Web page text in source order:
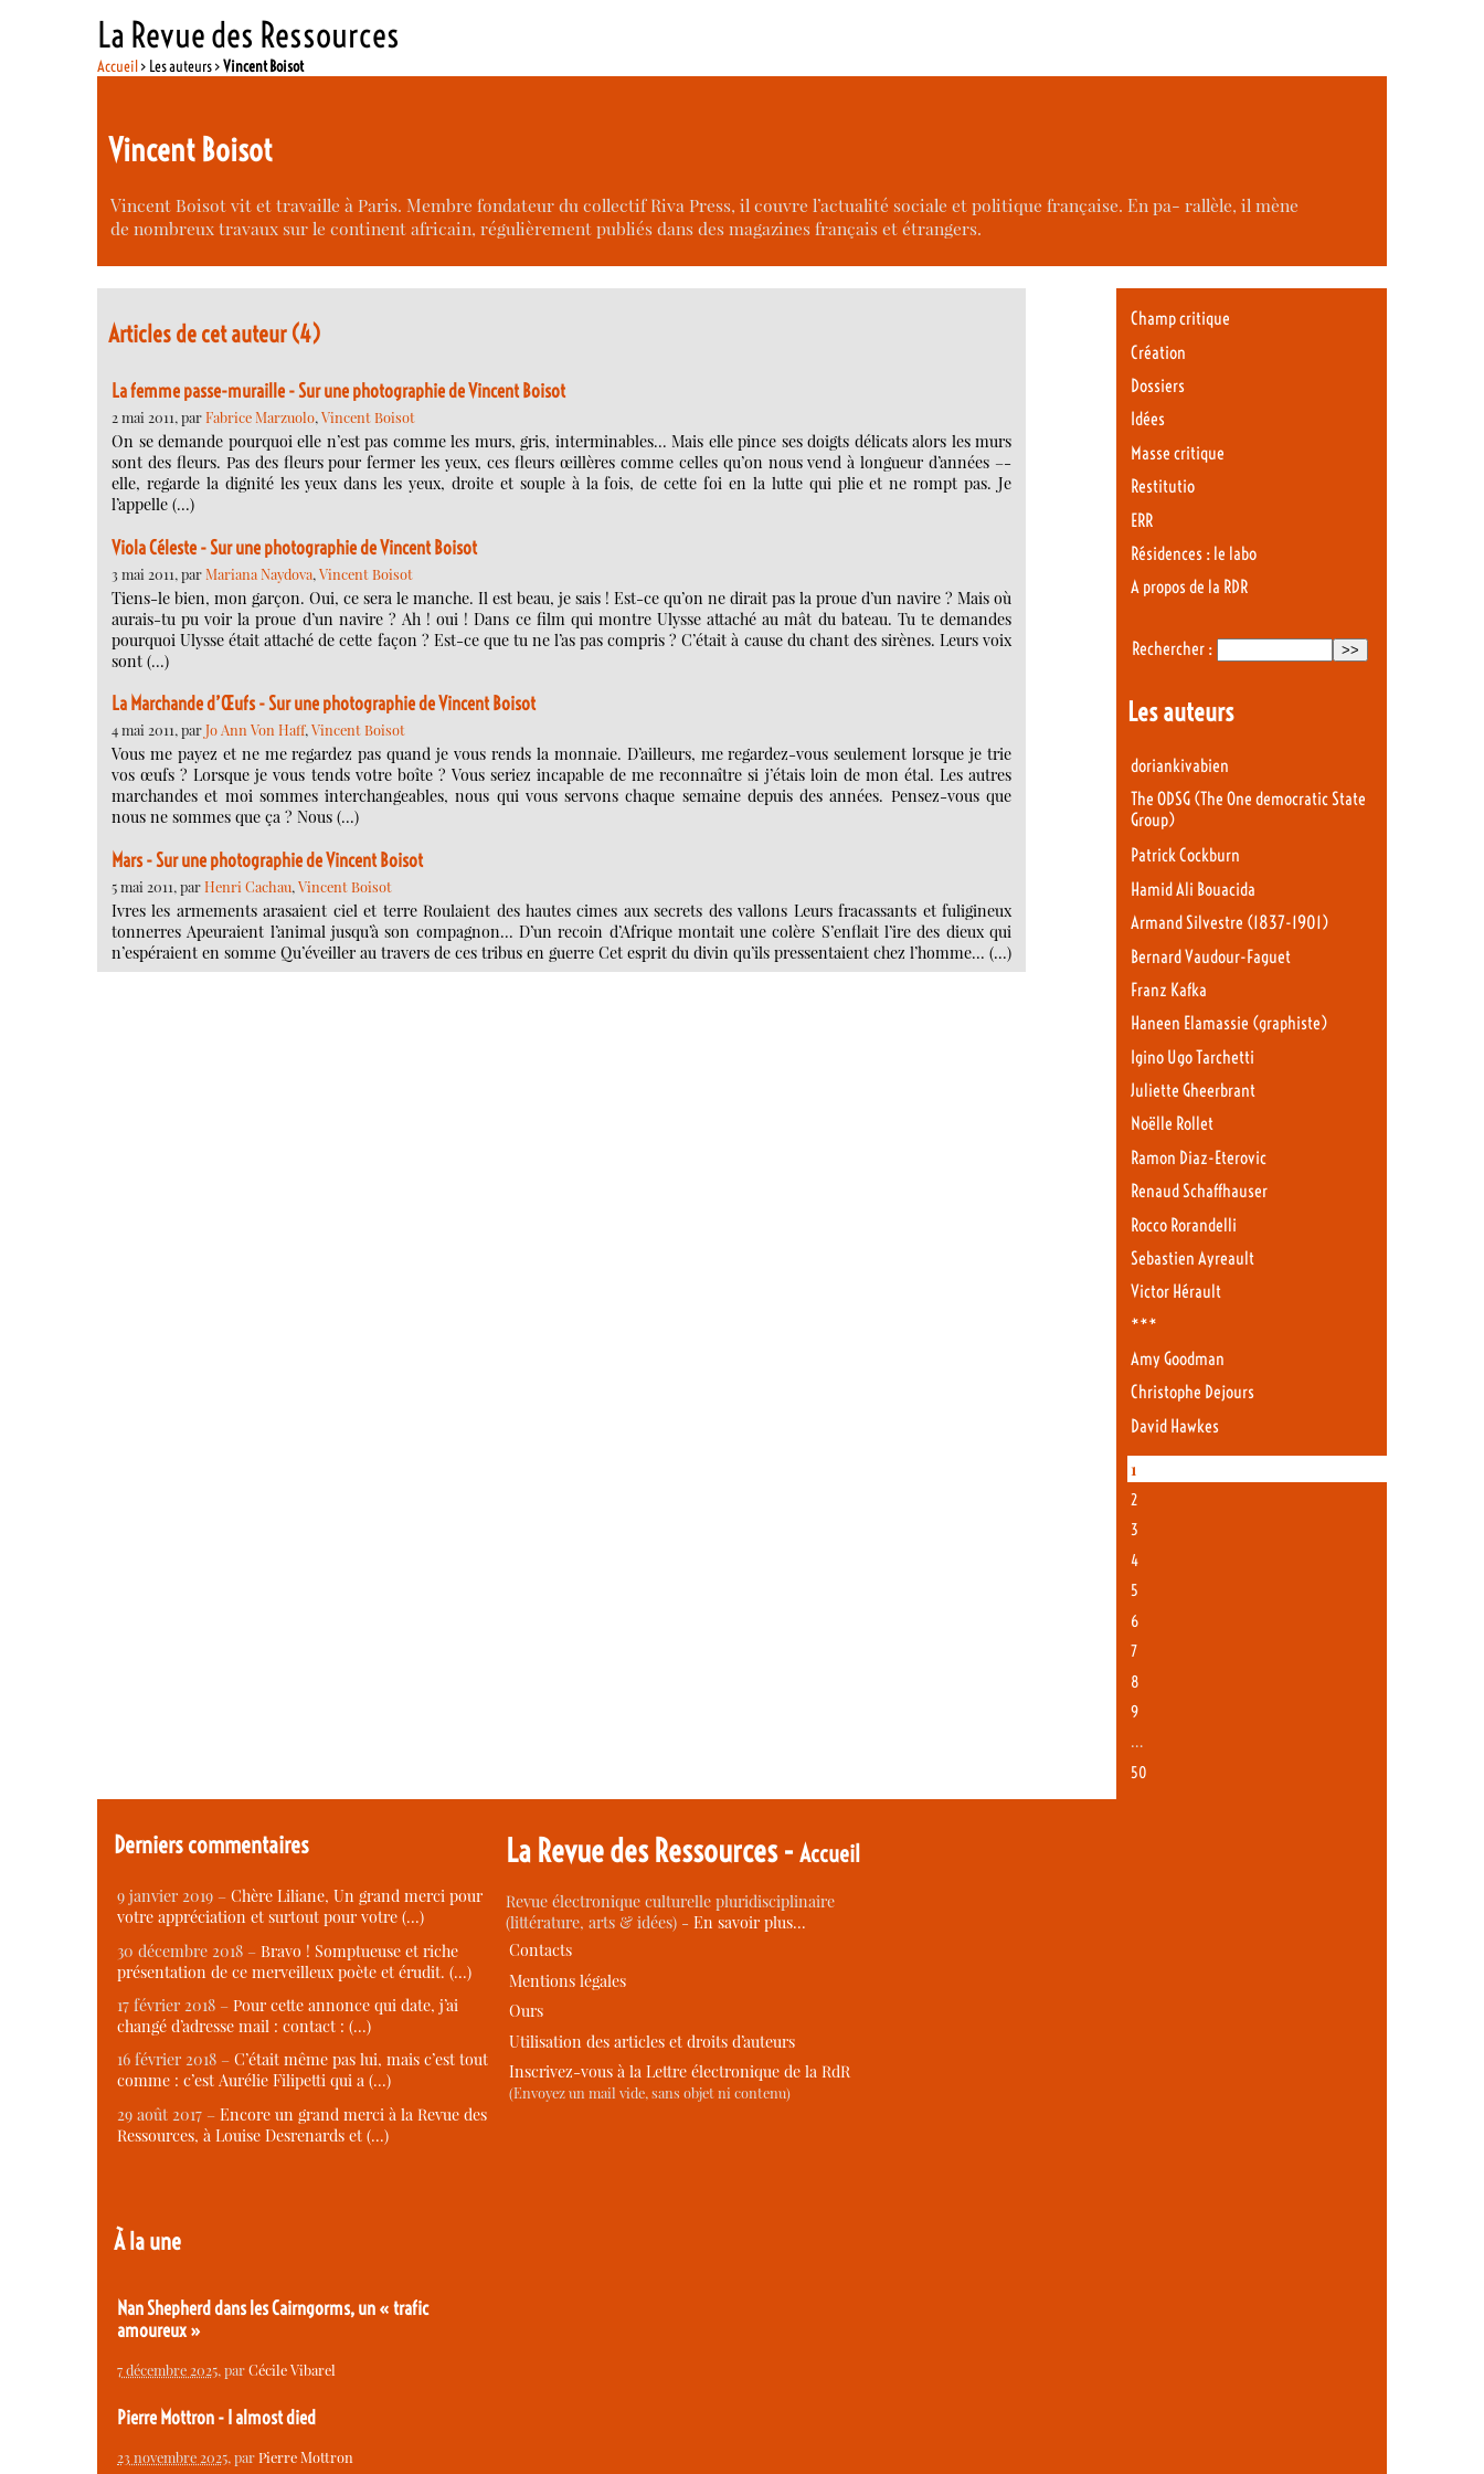
La Revue des Ressources
Accueil> Les auteurs >Vincent Boisot
Vincent Boisot
Vincent Boisot vit et travaille à Paris. Membre fondateur du collectif Riva Press, il couvre l’actualité sociale et politique française. En pa- rallèle, il mène
de nombreux travaux sur le continent africain, régulièrement publiés dans des magazines français et étrangers.
Articles de cet auteur (4)
La femme passe-muraille - Sur une photographie de Vincent Boisot
2 mai 2011, parFabrice Marzuolo, Vincent Boisot
On se demande pourquoi elle n’est pas comme les murs, gris, interminables… Mais elle pince ses doigts délicats alors les murs
sont des fleurs. Pas des fleurs pour fermer les yeux, ces fleurs œillères comme celles qu’on nous vend à longueur d’années –-
elle, regarde la dignité les yeux dans les yeux, droite et souple à la fois, de cette foi en la lutte qui plie et ne rompt pas. Je
l’appelle (…)
Viola Céleste - Sur une photographie de Vincent Boisot
3 mai 2011, parMariana Naydova, Vincent Boisot
Tiens-le bien, mon garçon. Oui, ce sera le manche. Il est beau, je sais ! Est-ce qu’on ne dirait pas la proue d’un navire ? Mais où
aurais-tu pu voir la proue d’un navire ? Ah ! oui ! Dans ce film qui montre Ulysse attaché au mât du bateau. Tu te demandes
pourquoi Ulysse était attaché de cette façon ? Est-ce que tu ne l’as pas compris ? C’était à cause du chant des sirènes. Leurs voix
sont (…)
La Marchande d’Œufs - Sur une photographie de Vincent Boisot
4 mai 2011, parJo Ann Von Haff, Vincent Boisot
Vous me payez et ne me regardez pas quand je vous rends la monnaie. D’ailleurs, me regardez-vous seulement lorsque je trie
vos œufs ? Lorsque je vous tends votre boîte ? Vous seriez incapable de me reconnaître si j’étais loin de mon étal. Les autres
marchandes et moi sommes interchangeables, nous qui vous servons chaque semaine depuis des années. Pensez-vous que
nous ne sommes que ça ? Nous (…)
Mars - Sur une photographie de Vincent Boisot
5 mai 2011, parHenri Cachau, Vincent Boisot
Ivres les armements arasaient ciel et terre Roulaient des hautes cimes aux secrets des vallons Leurs fracassants et fuligineux
tonnerres Apeuraient l’animal jusqu’à son compagnon... D’un recoin d’Afrique montait une colère S’enflait l’ire des dieux qui
n’espéraient en somme Qu’éveiller au travers de ces tribus en guerre Cet esprit du divin qu’ils pressentaient chez l’homme... (…)
Champ critique
Création
Dossiers
Idées
Masse critique
Restitutio
ERR
Résidences : le labo
A propos de la RDR
Rechercher :
Les auteurs
doriankivabien
The ODSG (The One democratic State
Group)
Patrick Cockburn
Hamid Ali Bouacida
Armand Silvestre (1837-1901)
Bernard Vaudour-Faguet
Franz Kafka
Haneen Elamassie (graphiste)
Igino Ugo Tarchetti
Juliette Gheerbrant
Noëlle Rollet
Ramon Diaz-Eterovic
Renaud Schaffhauser
Rocco Rorandelli
Sebastien Ayreault
Victor Hérault
***
Amy Goodman
Christophe Dejours
David Hawkes
1
2
3
4
5
6
7
8
9
…
50
Derniers commentaires
9 janvier 2019 – Chère Liliane, Un grand merci pour
votre appréciation et surtout pour votre (…)
30 décembre 2018 – Bravo ! Somptueuse et riche
présentation de ce merveilleux poète et érudit. (…)
17 février 2018 – Pour cette annonce qui date, j’ai
changé d’adresse mail : contact : (…)
16 février 2018 – C’était même pas lui, mais c’est tout
comme : c’est Aurélie Filipetti qui a (…)
29 août 2017 – Encore un grand merci à la Revue des
Ressources, à Louise Desrenards et (…)
À la une
Nan Shepherd dans les Cairngorms, un « trafic
amoureux »
7 décembre 2025, parCécile Vibarel
Pierre Mottron - I almost died
23 novembre 2025, parPierre Mottron
La Revue des Ressources -Accueil
Revue électronique culturelle pluridisciplinaire
(littérature, arts & idées) -En savoir plus…
Contacts
Mentions légales
Ours
Utilisation des articles et droits d’auteurs
Inscrivez-vous à la Lettre électronique de la RdR
(Envoyez un mail vide, sans objet ni contenu)